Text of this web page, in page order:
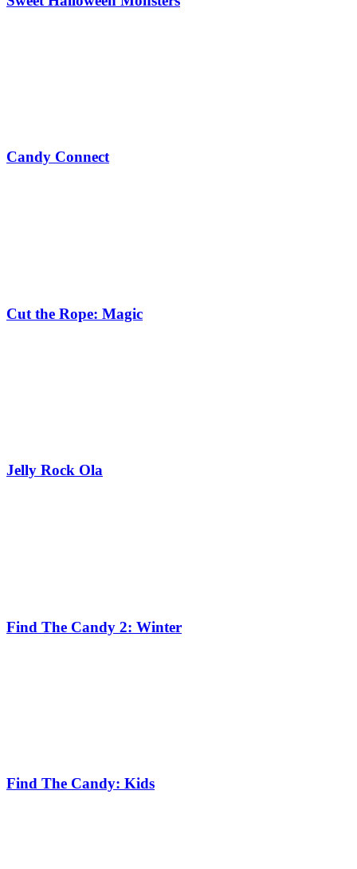
Candy Connect
Cut the Rope: Magic
Jelly Rock Ola
Find The Candy 2: Winter
Find The Candy: Kids